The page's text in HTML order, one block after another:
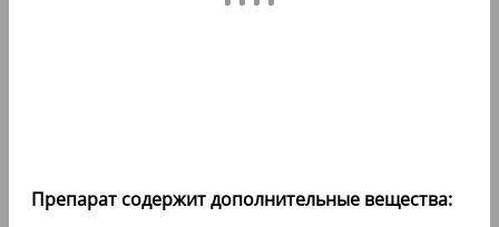
Препарат содержит дополнительные вещества: